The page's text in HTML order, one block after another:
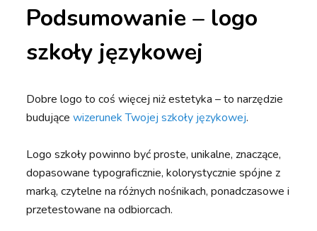
Podsumowanie – logo
szkoły językowej
Dobre logo to coś więcej niż estetyka – to narzędzie
budującewizerunek Twojej szkoły językowej.
Logo szkoły powinno być proste, unikalne, znaczące,
dopasowane typograficznie, kolorystycznie spójne z
marką, czytelne na różnych nośnikach, ponadczasowe i
przetestowane na odbiorcach.